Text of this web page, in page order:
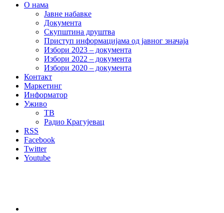
О нама
Јавне набавке
Документа
Скупштина друштва
Приступ информацијама од јавног значаја
Избори 2023 – документа
Избори 2022 – документа
Избори 2020 – документа
Контакт
Маркетинг
Информатор
Уживо
ТВ
Радио Крагујевац
RSS
Facebook
Twitter
Youtube